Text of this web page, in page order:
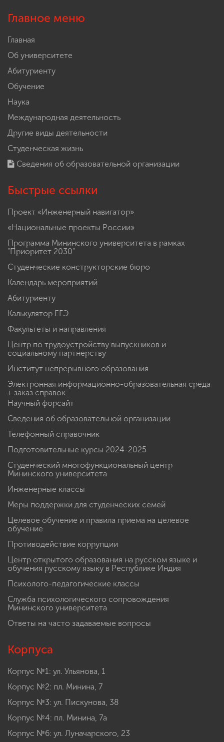
Главное меню
Главная
Об университете
Абитуриенту
Обучение
Наука
Международная деятельность
Другие виды деятельности
Студенческая жизнь
Сведения об образовательной организации
Быстрые ссылки
Проект «Инженерный навигатор»
«Национальные проекты России»
Программа Мининского университета в рамках
"Приоритет 2030"
Студенческие конструкторские бюро
Календарь мероприятий
Абитуриенту
Калькулятор ЕГЭ
Факультеты и направления
Центр по трудоустройству выпускников и
социальному партнерству
Институт непрерывного образования
Электронная информационно-образовательная среда
+ заказ справок
Научный форсайт
Сведения об образовательной организации
Телефонный справочник
Подготовительные курсы 2024-2025
Студенческий многофункциональный центр
Мининского университета
Инженерные классы
Меры поддержки для студенческих семей
Целевое обучение и правила приема на целевое
обучение
Противодействие коррупции
Центр открытого образования на русском языке и
обучения русскому языку в Республике Индия
Психолого-педагогические классы
Служба психологического сопровождения
Мининского университета
Ответы на часто задаваемые вопросы
Корпуса
Корпус №1: ул. Ульянова, 1
Корпус №2: пл. Минина, 7
Корпус №3: ул. Пискунова, 38
Корпус №4: пл. Минина, 7а
Корпус №6: ул. Луначарского, 23